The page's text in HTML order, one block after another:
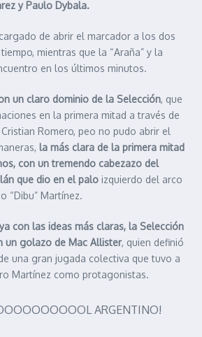
y Paulo Dybala.
de abrir el marcador a los dos
mientras que la “Araña” y la
en los últimos minutos.
un claro dominio de la Selección, que
en la primera mitad a través de
Romero, peo no pudo abrir el
la más clara de la primera mitad
con un tremendo cabezazo del
que dio en el palo izquierdo del arco
“Dibu” Martínez.
con las ideas más claras, la Selección
un golazo de Mac Allister, quien definió
una gran jugada colectiva que tuvo a
Martínez como protagonistas.
ARGENTINO!